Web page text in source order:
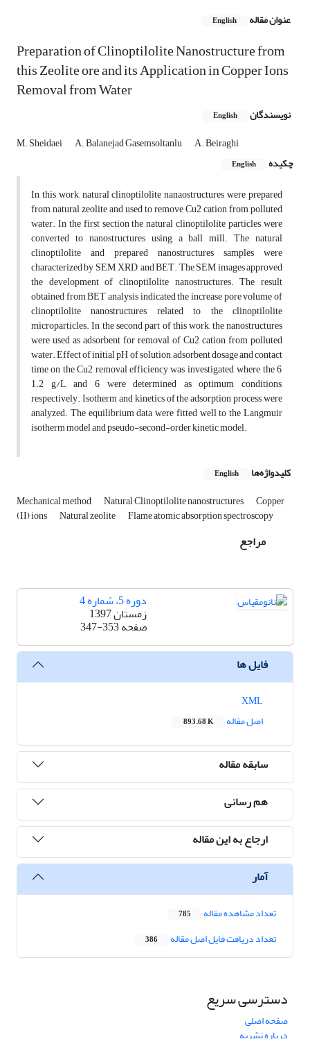
عنوان مقاله English
Preparation of Clinoptilolite Nanostructure from
this Zeolite ore and its Application in Copper Ions
Removal from Water
نویسندگان English
M. Sheidaei A. Balanejad Gasemsoltanlu
A. Beiraghi
چکیده
English
In this work, natural clinoptilolite nanaostructures were prepared
from natural zeolite and used to remove Cu2 cation from polluted
water. In the first section the natural clinoptilolite particles were
converted to nanostructures using a ball mill. The natural
clinoptilolite and prepared nanostructures samples were
characterized by SEM, XRD, and BET. The SEM images approved
the development of clinoptilolite nanostructures. The result
obtained from BET analysis indicated the increase pore volume of
clinoptilolite nanostructures related to the clinoptilolite
microparticles. In the second part of this work, the nanostructures
were used as adsorbent for removal of Cu2 cation from polluted
water. Effect of initial pH of solution, adsorbent dosage and contact
time on the Cu2 removal efficiency was investigated, where the 6,
1.2 g/L and 6 were determined as optimum conditions,
respectively. Isotherm and kinetics of the adsorption process were
analyzed. The equilibrium data were fitted well to the Langmuir
isotherm model and pseudo-second-order kinetic model.
کلیدواژه‌ها English
Mechanical method Natural Clinoptilolite nanostructures Copper
(II) ions Natural zeolite Flame atomic absorption spectroscopy
مراجع
دوره 5، شماره 4
زمستان 1397
صفحه347-353
فایل ها
اصل مقاله
893.68 K
سابقه مقاله
هم رسانی
ارجاع به این مقاله
آمار
تعداد مشاهده مقاله 785
تعداد دریافت فایل اصل مقاله 386
دسترسی سریع
صفحه اصلی